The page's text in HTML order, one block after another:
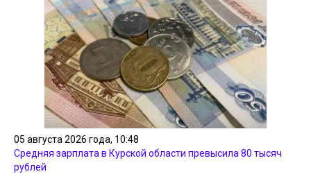
05 августа 2026 года, 10:48
Средняя зарплата в Курской области превысила 80 тысяч
рублей